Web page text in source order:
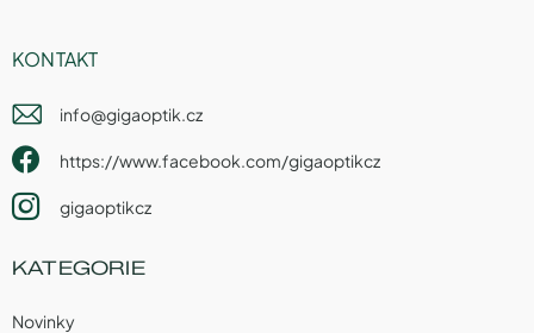
KONTAKT
info@gigaoptik.cz
https://www.facebook.com/gigaoptikcz
gigaoptikcz
KATEGORIE
Novinky